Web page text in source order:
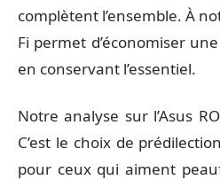
complètent l’ensemble. À
Fi permet d’économiser
en conservant l’essentiel.
Notre analyse sur l’Asus
C’est le choix de
pour ceux qui aiment